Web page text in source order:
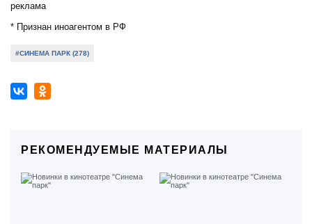
реклама
* Признан иноагентом в РФ
#СИНЕМА ПАРК (278)
РЕКОМЕНДУЕМЫЕ МАТЕРИАЛЫ